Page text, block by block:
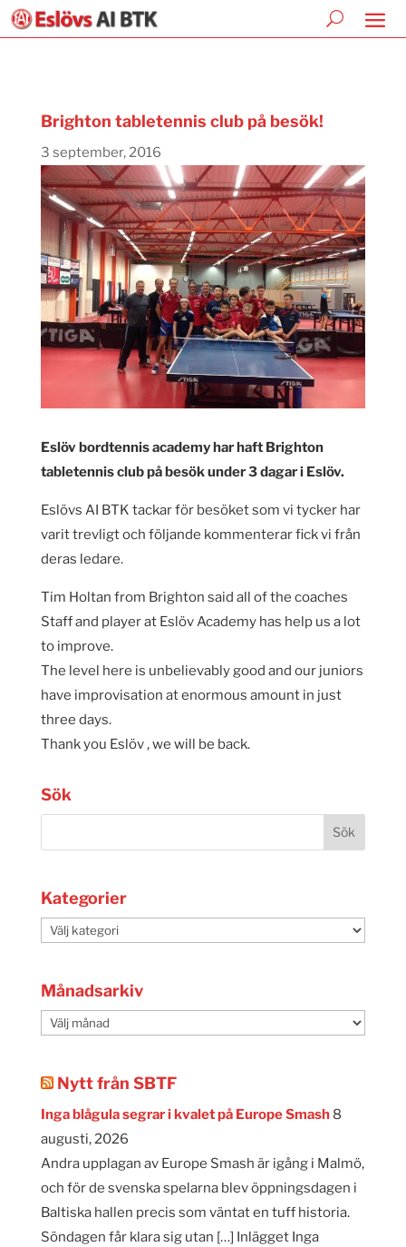
Brighton tabletennis club på besök!
3 september, 2016
Eslöv bordtennis academy har haft Brighton
tabletennis club på besök under 3 dagar i Eslöv.
Eslövs AI BTK tackar för besöket som vi tycker har
varit trevligt och följande kommenterar fick vi från
deras ledare.
Tim Holtan from Brighton said all of the coaches
Staff and player at Eslöv Academy has help us a lot
to improve.
The level here is unbelievably good and our juniors
have improvisation at enormous amount in just
three days.
Thank you Eslöv , we will be back.
Sök
Kategorier
Kategorier
Månadsarkiv
Månadsarkiv
Nytt från SBTF
Inga blågula segrar i kvalet på Europe Smash 8
augusti, 2026
Andra upplagan av Europe Smash är igång i Malmö,
och för de svenska spelarna blev öppningsdagen i
Baltiska hallen precis som väntat en tuff historia.
Söndagen får klara sig utan […] Inlägget Inga